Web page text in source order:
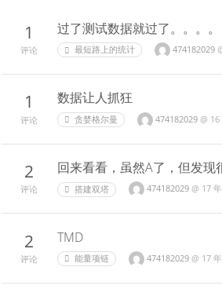
1
评论
过了测试数据就过了。。。。
最短路上的统计 474182029
1
评论
数据让人抓狂
贪婪格尔曼 474182029 @ 16
2
评论
回来看看，虽然A了，但发现
搭建双塔 474182029 @ 17
2
评论
TMD
能量项链 474182029 @ 17